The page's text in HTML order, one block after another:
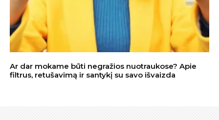
Ar dar mokame būti negražios nuotraukose? Apie
filtrus, retušavimą ir santykį su savo išvaizda